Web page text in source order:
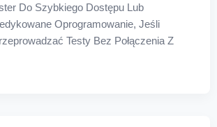
Do Szybkiego Dostępu Lub
Oprogramowanie, Jeśli
Testy Bez Połączenia Z